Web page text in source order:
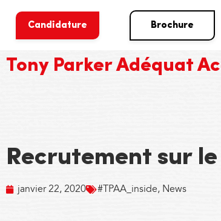
Candidature Brochure
Tony Parker Adéquat
Recrutement sur
janvier 22, 2020 #TPAA_inside, News